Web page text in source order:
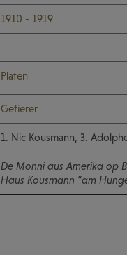
1910 - 1919
Platen
Gefierer
1. Nic Kousmann, 3.
De Monni aus Amerika op
Haus Kousmann "am